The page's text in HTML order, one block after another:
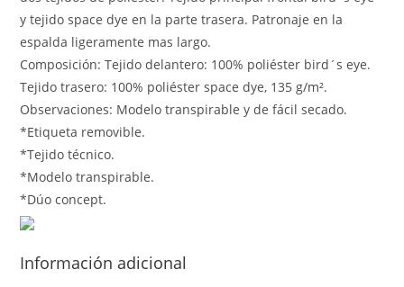
y tejido space dye en la parte trasera. Patronaje en la
espalda ligeramente mas largo.
Composición: Tejido delantero: 100% poliéster bird´s eye.
Tejido trasero: 100% poliéster space dye, 135 g/m².
Observaciones: Modelo transpirable y de fácil secado.
*Etiqueta removible.
*Tejido técnico.
*Modelo transpirable.
*Dúo concept.
Información adicional